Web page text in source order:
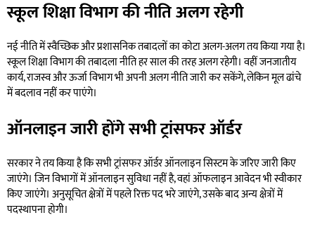
स्कूल शिक्षा विभाग की नीति अलग रहेगी
नई नीति में स्वैच्छिक और प्रशासनिक तबादलों का कोटा अलग-अलग तय किया गया है।
स्कूल शिक्षा विभाग की तबादला नीति हर साल की तरह अलग रहेगी। वहीं जनजातीय
कार्य, राजस्व और ऊर्जा विभाग भी अपनी अलग नीति जारी कर सकेंगे, लेकिन मूल ढांचे
में बदलाव नहीं कर पाएंगे।
ऑनलाइन जारी होंगे सभी ट्रांसफर ऑर्डर
सरकार ने तय किया है कि सभी ट्रांसफर ऑर्डर ऑनलाइन सिस्टम के जरिए जारी किए
जाएंगे। जिन विभागों में ऑनलाइन सुविधा नहीं है, वहां ऑफलाइन आवेदन भी स्वीकार
किए जाएंगे। अनुसूचित क्षेत्रों में पहले रिक्त पद भरे जाएंगे, उसके बाद अन्य क्षेत्रों में
पदस्थापना होगी।